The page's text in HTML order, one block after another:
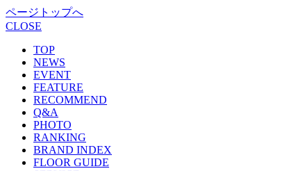
ページトップへ
CLOSE
TOP
NEWS
EVENT
FEATURE
RECOMMEND
Q&A
PHOTO
RANKING
BRAND INDEX
FLOOR GUIDE